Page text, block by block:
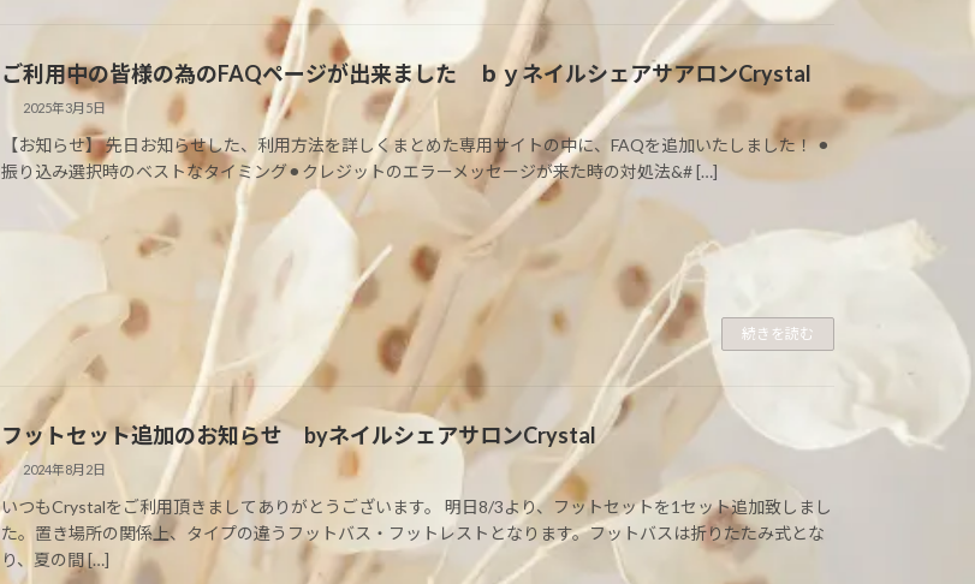
ご利用中の皆様の為のFAQページが出来ました ｂｙネイルシェアサアロンCrystal
2025年3月5日
【お知らせ】 先日お知らせした、利用方法を詳しくまとめた専用サイトの中に、FAQを追加いたしました！ ⚫︎
振り込み選択時のベストなタイミング⚫︎クレジットのエラーメッセージが来た時の対処法&# […]
続きを読む
フットセット追加のお知らせ byネイルシェアサロンCrystal
2024年8月2日
いつもCrystalをご利用頂きましてありがとうございます。 明日8/3より、フットセットを1セット追加致しまし
た。置き場所の関係上、タイプの違うフットバス・フットレストとなります。フットバスは折りたたみ式とな
り、夏の間 […]